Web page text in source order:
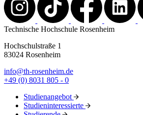
Technische Hochschule Rosenheim
Hochschulstraße 1
83024 Rosenheim
info@th-rosenheim.de
+49 (0) 8031 805 - 0
Studienangebot
Studieninteressierte